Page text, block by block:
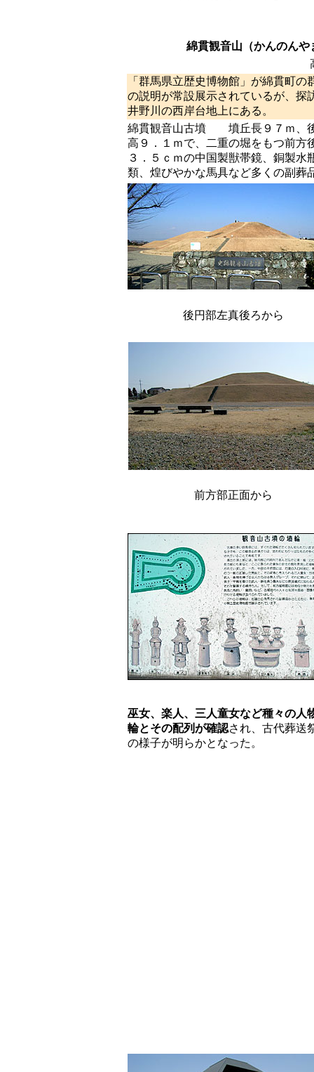
綿貫観音山（かんのんや
「群馬県立歴史博物館」が綿貫町
の説明が常設展示されているが、探
井野川の西岸台地上にある。
綿貫観音山古墳 墳丘長９７ｍ、後
高９．１ｍで、二重の堀をもつ前方
３．５ｃｍの中国製獣帯鏡、銅製
類、煌びやかな馬具など多くの副葬
後円部左真後ろから
前方部正面から
巫女、楽人、三人童女など種々の人
輪とその配列が確認され、古代葬送
の様子が明らかとなった。